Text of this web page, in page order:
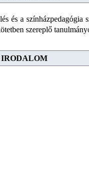
és a színházpedagógia
szereplő
IRODALOM